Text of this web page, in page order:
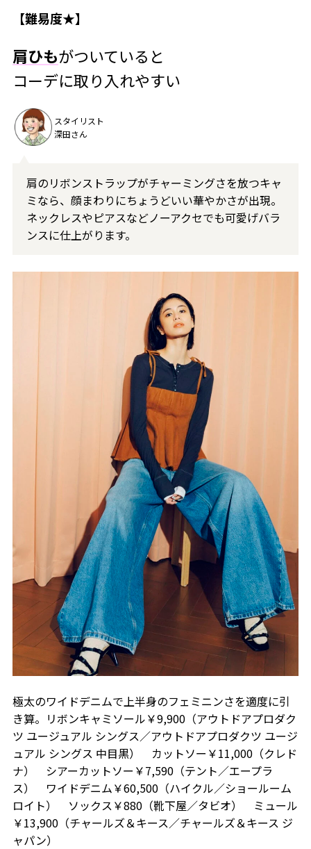
【難易度★】
肩ひもがついていると
コーデに取り入れやすい
スタイリスト
深田さん
肩のリボンストラップがチャーミングさを放つキャ
ミなら、顔まわりにちょうどいい華やかさが出現。
ネックレスやピアスなどノーアクセでも可愛げバラ
ンスに仕上がります。
極太のワイドデニムで上半身のフェミニンさを適度に引
き算。リボンキャミソール￥9,900（アウトドアプロダク
ツ ユージュアル シングス／アウトドアプロダクツ ユージ
ュアル シングス 中目黒） カットソー￥11,000（クレド
ナ） シアーカットソー￥7,590（テント／エープラ
ス） ワイドデニム￥60,500（ハイクル／ショールーム
ロイト） ソックス￥880（靴下屋／タビオ） ミュール
￥13,900（チャールズ＆キース／チャールズ＆キース ジ
ャパン）